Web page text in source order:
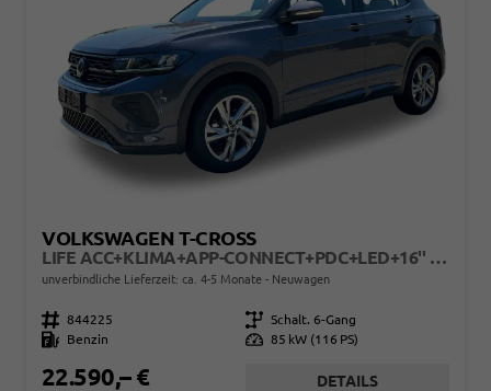
VOLKSWAGEN T-CROSS
LIFE ACC+KLIMA+APP-CONNECT+PDC+LED+16'' ALU
unverbindliche Lieferzeit: ca. 4-5 Monate Neuwagen
Fahrzeugnr. 844225 Getriebe Schalt. 6-Gang
Kraftstoff
Benzin Leistung 85 kW (116 PS)
22.590,– € DETAILS